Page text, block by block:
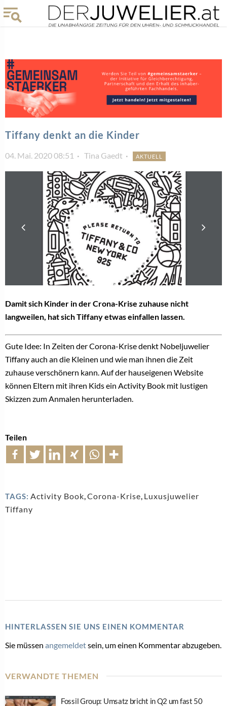
Tiffany denkt an die Kinder
04. Mai. 2020 08:51 Tina Gaedt AKTUELL
Damit sich Kinder in der Crona-Krise zuhause nicht
langweilen, hat sich Tiffany etwas einfallen lassen.
Gute Idee: In Zeiten der Corona-Krise denkt Nobeljuwelier
Tiffany auch an die Kleinen und wie man ihnen die Zeit
zuhause verschönern kann. Auf der hauseigenen Website
können Eltern mit ihren Kids ein Activity Book mit lustigen
Skizzen zum Anmalen herunterladen.
Teilen
TAGS: Activity Book Corona-Krise Luxusjuwelier
Tiffany
HINTERLASSEN SIE UNS EINEN KOMMENTAR
Sie müssen angemeldetsein, um einen Kommentar abzugeben.
VERWANDTE THEMEN
Fossil Group: Umsatz bricht in Q2 um fast 50